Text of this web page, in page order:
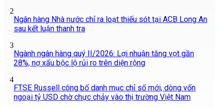
2
Ngân hàng Nhà nước chỉ ra loạt thiếu sót tại ACB Long An
sau kết luận thanh tra
3
Ngành ngân hàng quý II/2026: Lợi nhuận tăng vọt gần
28%, nợ xấu bộc lộ rủi ro trên diện rộng
4
FTSE Russell công bố danh mục chỉ số mới, dòng vốn
ngoại tỷ USD chờ chực chảy vào thị trường Việt Nam